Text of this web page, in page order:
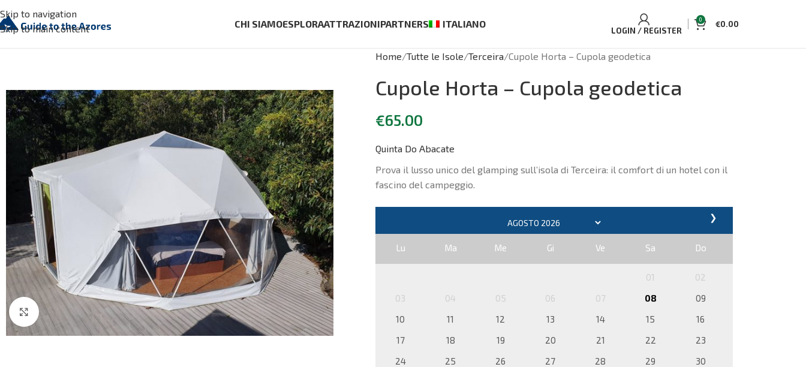
Skip to navigation
Skip to main content
CHI SIAMOESPLORAATTRAZIONIPARTNERS ITALIANO
LOGIN / REGISTER
0 €0.00
Click to enlarge
Home Tutte le Isole Terceira Cupole Horta – Cupola geodetica
Cupole Horta – Cupola geodetica
€65.00
Quinta Do Abacate
Prova il lusso unico del glamping sull’isola di Terceira: il comfort di un hotel con il
fascino del campeggio.
❯
Lu Ma Me Gi Ve Sa Do
01
02
03
04 05 06 07 08
09
10
11 12 13 14 15
16
17
18 19 20 21 22
23
24
25 26 27 28 29
30